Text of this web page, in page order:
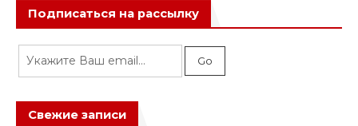
Подписаться на рассылку
Свежие записи